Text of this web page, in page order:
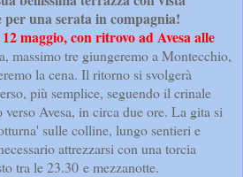
una serata in compagnia!
maggio, con ritrovo ad Avesa alle
massimo tre giungeremo a Montecchio,
la cena. Il ritorno si svolgerà
più semplice, seguendo il crinale
Avesa, in circa due ore. La gita si
sulle colline, lungo sentieri e
attrezzarsi con una torcia
tra le 23.30 e mezzanotte.